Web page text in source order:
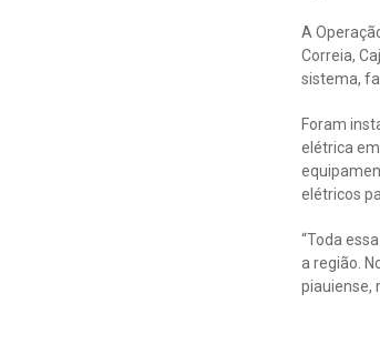
A
Correia,
sistema,
Foram
elétrica
elétricos
“Toda
a região.
piauiense,